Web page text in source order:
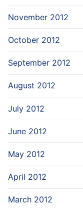
November 2012
October 2012
September 2012
August 2012
July 2012
June 2012
May 2012
April 2012
March 2012